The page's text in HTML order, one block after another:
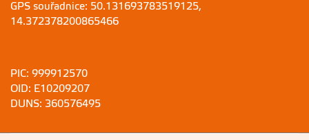
GPS souřadnice: 50.131693783519125,
14.372378200865466
PIC: 999912570
OID: E10209207
DUNS: 360576495